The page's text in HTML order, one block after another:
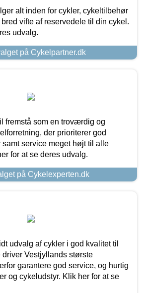
alt inden for cykler, cykeltilbehør
vifte af reservedele til din cykel.
udvalg.
på Cykelpartner.dk
fremstå som en troværdig og
der prioriterer god
samt service meget højt til alle
for at se deres udvalg.
på Cykelexperten.dk
udvalg af cykler i god kvalitet til
driver Vestjyllands største
garantere god service, og hurtig
og cykeludstyr. Klik her for at se